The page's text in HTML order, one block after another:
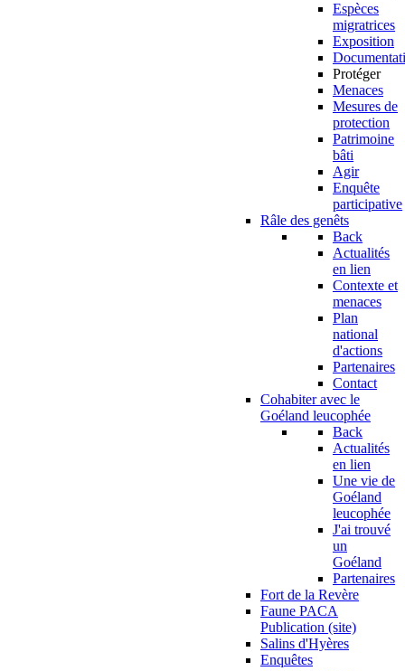
Espèces
migratrices
Exposition
Protéger
Menaces
Mesures de
protection
Patrimoine
bâti
Agir
Enquête
participative
Râle des genêts
Back
Actualités
en lien
Contexte et
menaces
Plan
national
d'actions
Partenaires
Contact
Cohabiter avec le
Goéland leucophée
Back
Actualités
en lien
Une vie de
Goéland
leucophée
J'ai trouvé
un
Goéland
Partenaires
Fort de la Revère
Faune PACA
Publication (site)
Salins d'Hyères
Enquêtes